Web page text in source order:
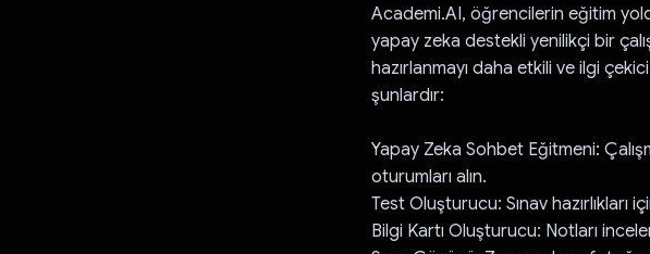
Academi.AI, öğrencilerin eğitim
yapay zeka destekli yenilikçi bir
hazırlanmayı daha etkili ve ilgi
şunlardır:
Yapay Zeka Sohbet Eğitmeni:
oturumları alın.
Test Oluşturucu: Sınav hazırlıkları
Bilgi Kartı Oluşturucu: Notları